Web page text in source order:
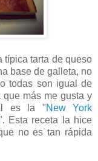
típica tarta de queso
base de galleta, no
todas son igual de
que más me gusta y
es la "New York
Esta receta la hice
no es tan rápida